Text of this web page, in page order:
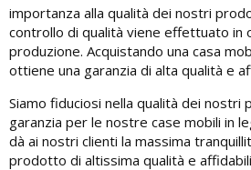
importanza alla qualità dei nostri
controllo di qualità viene effettuato in
produzione. Acquistando una casa
ottiene una garanzia di alta qualità e
Siamo fiduciosi nella qualità dei nostri
garanzia per le nostre case mobili in
dà ai nostri clienti la massima
prodotto di altissima qualità e